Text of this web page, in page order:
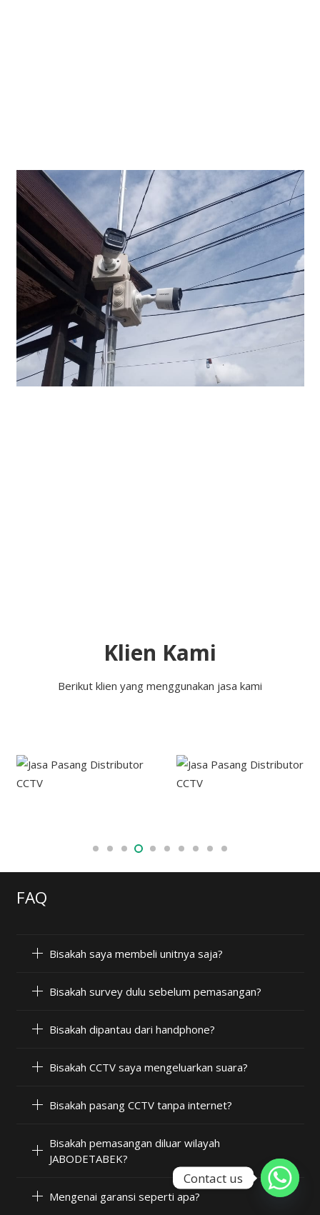
Klien Kami
Berikut klien yang menggunakan jasa kami
FAQ
Bisakah saya membeli unitnya saja?
Bisakah survey dulu sebelum pemasangan?
Bisakah dipantau dari handphone?
Bisakah CCTV saya mengeluarkan suara?
Bisakah pasang CCTV tanpa internet?
Bisakah pemasangan diluar wilayah
JABODETABEK?
Mengenai garansi seperti apa?
Contact us